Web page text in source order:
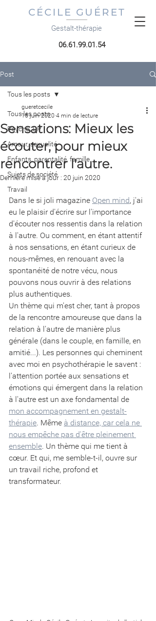
CÉCILE GUÉRET
Gestalt-thérapie
06.61.99.01.54
Post
Tous les posts
Psycho, DP
Amour, sexualité
Enfants, parentalité, famille
Sujets de société
Travail
Tous les posts
Sensations: Mieux les
écouter, pour mieux
rencontrer l'autre.
gueretcecile
16 juin 2020 4 min de lecture
Dernière mise à jour : 20 juin 2020
Dans le si joli magazine Open mind, j'ai
eu le plaisir d'écrire sur l'importance
d'écouter nos ressentis dans la relation
à l'autre. Ou comment, en étant attentif
à nos sensations, en étant curieux de
nous-mêmes, en renouant avec la
spontanéité de notre vécu, nous
pouvons nous ouvrir à des relations
plus authentiques.
Un thème qui m'est cher, tant à propos
de la rencontre amoureuse que dans la
relation à l'autre de manière plus
générale (dans le couple, en famille, en
amitié...). Les personnes qui cheminent
avec moi en psychothérapie le savent :
l'attention portée aux sensations et
émotions qui émergent dans la relation
à l'autre est un axe fondamental de
mon accompagnement en gestalt-
thérapie. Même à distance, car cela ne
nous empêche pas d'être pleinement
ensemble. Un thème qui me tient à
cœur. Et qui, me semble-t-il, ouvre sur
un travail riche, profond et
transformateur.